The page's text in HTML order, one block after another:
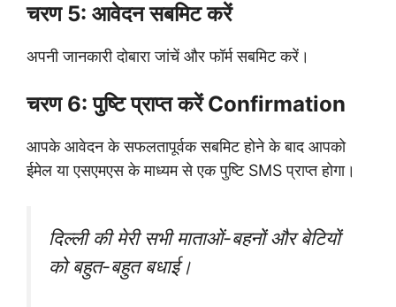
चरण 5: आवेदन सबमिट करें
अपनी जानकारी दोबारा जांचें और फॉर्म सबमिट करें।
चरण 6: पुष्टि प्राप्त करें Confirmation
आपके आवेदन के सफलतापूर्वक सबमिट होने के बाद आपको
ईमेल या एसएमएस के माध्यम से एक पुष्टि SMS प्राप्त होगा।
दिल्ली की मेरी सभी माताओं-बहनों और बेटियों
को बहुत-बहुत बधाई।